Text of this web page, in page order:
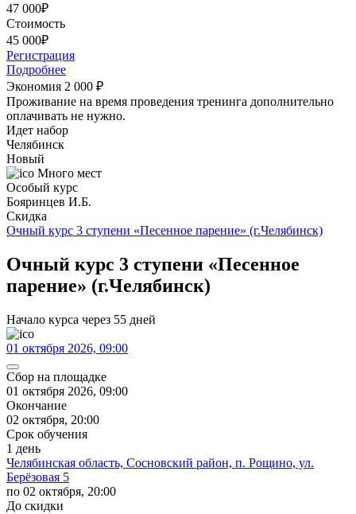
47 000₽
Стоимость
45 000₽
Регистрация
Подробнее
Экономия 2 000 ₽
Проживание на время проведения тренинга дополнительно
оплачивать не нужно.
Идет набор
Челябинск
Новый
Много мест
Особый курс
Бояринцев И.Б.
Скидка
Очный курс 3 ступени «Песенное парение» (г.Челябинск)
Очный курс 3 ступени «Песенное
парение» (г.Челябинск)
Начало курса через 55 дней
01 октября 2026, 09:00
Сбор на площадке
01 октября 2026, 09:00
Окончание
02 октября, 20:00
Срок обучения
1 день
Челябинская область, Сосновский район, п. Рощино, ул.
Берёзовая 5
по 02 октября, 20:00
До скидки